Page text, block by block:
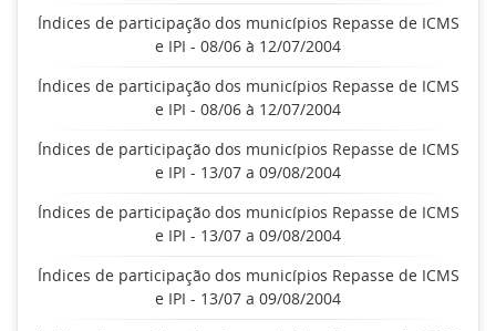
Índices de participação dos municípios Repasse de ICMS
e IPI - 08/06 à 12/07/2004
Índices de participação dos municípios Repasse de ICMS
e IPI - 08/06 à 12/07/2004
Índices de participação dos municípios Repasse de ICMS
e IPI - 13/07 a 09/08/2004
Índices de participação dos municípios Repasse de ICMS
e IPI - 13/07 a 09/08/2004
Índices de participação dos municípios Repasse de ICMS
e IPI - 13/07 a 09/08/2004